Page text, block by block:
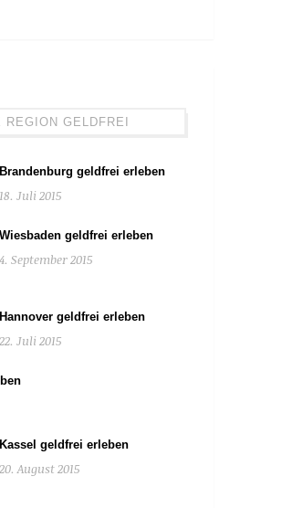
REGION GELDFREI
Brandenburg geldfrei erleben
18. Juli 2015
Wiesbaden geldfrei erleben
4. September 2015
Hannover geldfrei erleben
22. Juli 2015
Kassel geldfrei erleben
20. August 2015